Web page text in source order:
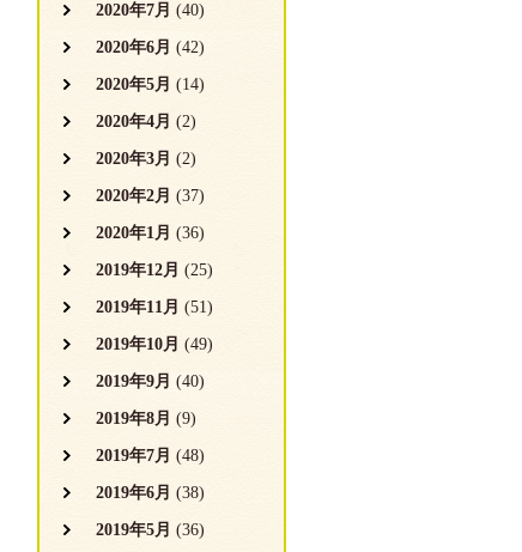
2020年7月 (40)
2020年6月 (42)
2020年5月 (14)
2020年4月 (2)
2020年3月 (2)
2020年2月 (37)
2020年1月 (36)
2019年12月 (25)
2019年11月 (51)
2019年10月 (49)
2019年9月 (40)
2019年8月 (9)
2019年7月 (48)
2019年6月 (38)
2019年5月 (36)